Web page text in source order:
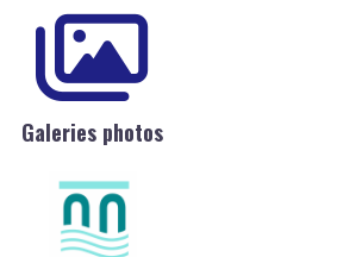
Galeries photos